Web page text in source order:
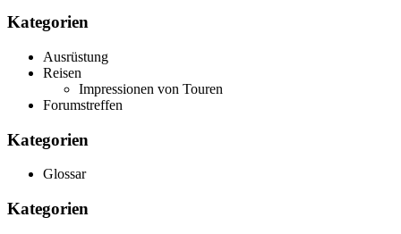
Kategorien
Ausrüstung
Reisen
Impressionen von Touren
Forumstreffen
Kategorien
Glossar
Kategorien